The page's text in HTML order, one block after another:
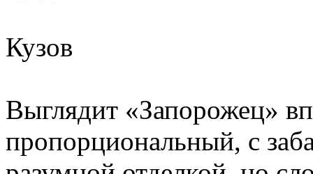
Кузов
Выглядит «Запорожец»
пропорциональный, с